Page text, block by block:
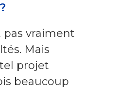
pas vraiment
Mais
projet
beaucoup